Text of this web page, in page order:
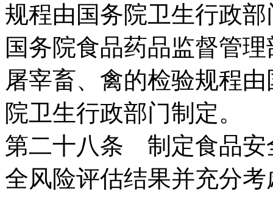
规程由国务院卫生行政
国务院食品药品监督管
屠宰畜、禽的检验规程
院卫生行政部门制定。
第二十八条 制定食品安
全风险评估结果并充分